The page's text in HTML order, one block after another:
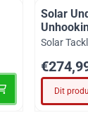
Solar
Merk:
Solar
Prijs:
Dit